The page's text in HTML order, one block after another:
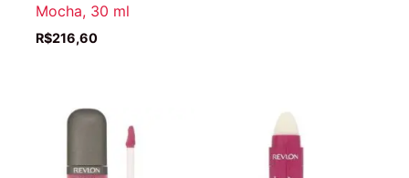
Mocha, 30 ml
R$216,60